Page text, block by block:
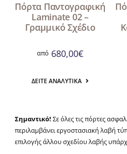
Πόρτα Παντογραφική
Laminate 02 –
Γραμμικό Σχέδιο
από 680,00€
ΔΕΊΤΕ ΑΝΑΛΥΤΙΚΆ
Σημαντικό! Σε όλες τις πόρτες
περιλαμβάνει εργοστασιακή λαβή
επιλογής άλλου σχεδίου λαβής